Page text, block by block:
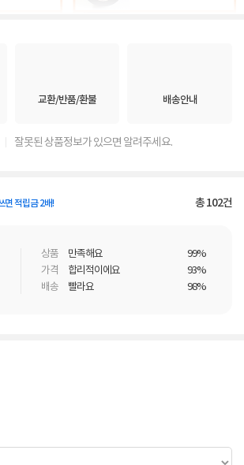
교환/반품/환불 배송안내
잘못된 상품정보가 있으면 알려주세요.
면 적립금 2배! 총102건
상품 만족해요
99%
가격
합리적이에요
93%
배송
빨라요 98%